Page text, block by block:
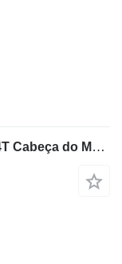
Hlava valcov New Holland NH95 / 304T Cabeça do Motor com Válvulas 87840862 na rýpadla-nakladača New Holland NH95